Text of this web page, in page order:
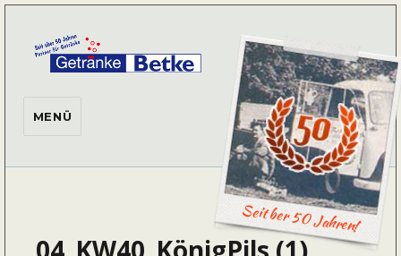
Seit ber 50 Jahren!
MENÜ